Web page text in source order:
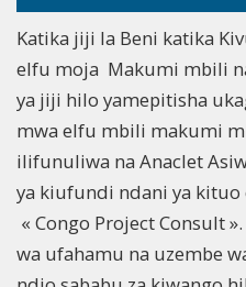
Katika jiji la Beni katika
elfu moja Makumi mbili
ya jiji hilo yamepitisha
mwa elfu mbili makumi
ilifunuliwa na Anaclet
ya kiufundi ndani ya kituo
« Congo Project Consult
wa ufahamu na uzembe